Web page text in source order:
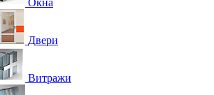
Окна
Двери
Витражи